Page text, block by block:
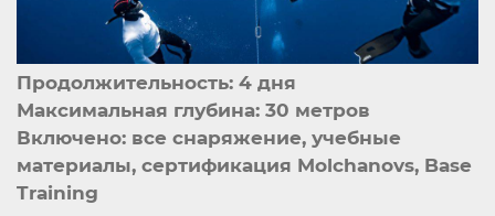
Продолжительность: 4 дня
Максимальная глубина: 30 метров
Включено: все снаряжение, учебные
материалы, сертификация Molchanovs, Base
Training